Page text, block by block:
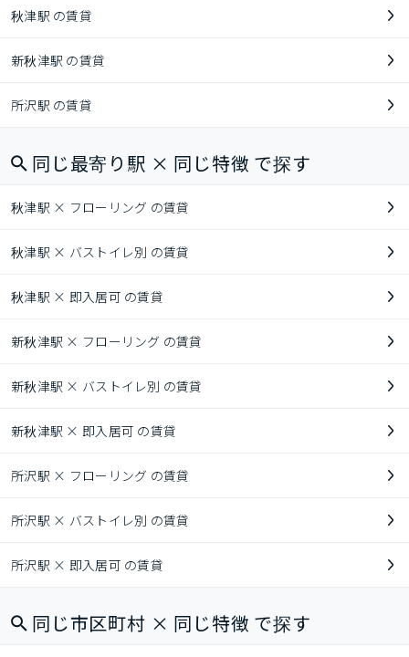
秋津駅 の賃貸
新秋津駅 の賃貸
所沢駅 の賃貸
同じ最寄り駅 × 同じ特徴 で探す
秋津駅 × フローリング の賃貸
秋津駅 × バストイレ別 の賃貸
秋津駅 × 即入居可 の賃貸
新秋津駅 × フローリング の賃貸
新秋津駅 × バストイレ別 の賃貸
新秋津駅 × 即入居可 の賃貸
所沢駅 × フローリング の賃貸
所沢駅 × バストイレ別 の賃貸
所沢駅 × 即入居可 の賃貸
同じ市区町村 × 同じ特徴 で探す